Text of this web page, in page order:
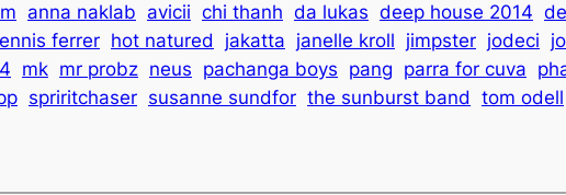
anna naklab avicii chi thanh da lukas deep house 2014
ferrer hot natured jakatta janelle kroll jimpster jodeci
mk mr probz neus pachanga boys pang parra for cuva
spriritchaser susanne sundfor the sunburst band tom odell